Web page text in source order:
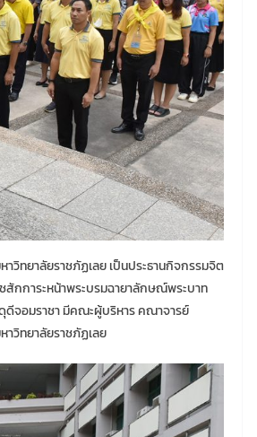
วิทยาลัยราชภัฏเลย เป็นประธานกิจกรรมจิต
สักการะหน้าพระบรมฉายาลักษณ์พระบาท
ดีจอมราชา มีคณะผู้บริหาร คณาจารย์
วิทยาลัยราชภัฏเลย